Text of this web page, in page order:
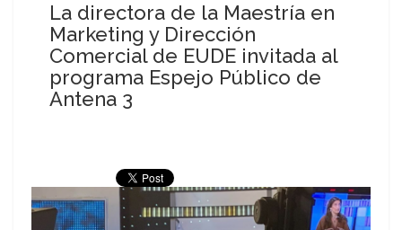
La directora de la Maestría en
Marketing y Dirección
Comercial de EUDE invitada al
programa Espejo Público de
Antena 3